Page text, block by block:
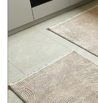
Cuverturi bumbac
Cuverturi catifea
Huse de protecție
Huse de protectie pat finet
Huse de protecție scaun
Prosoape
Prosoape de baie